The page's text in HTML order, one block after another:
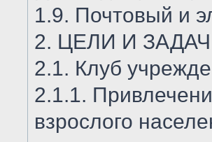
1.9. Почтовый и
2. ЦЕЛИ И
2.1. Клуб
2.1.1.
взрослого